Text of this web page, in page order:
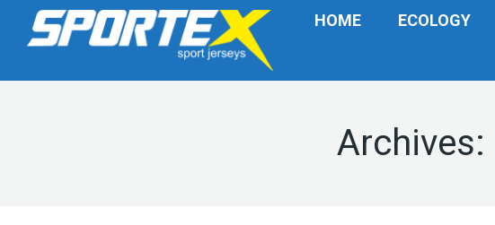
HOME ECOLOGY
Archives: